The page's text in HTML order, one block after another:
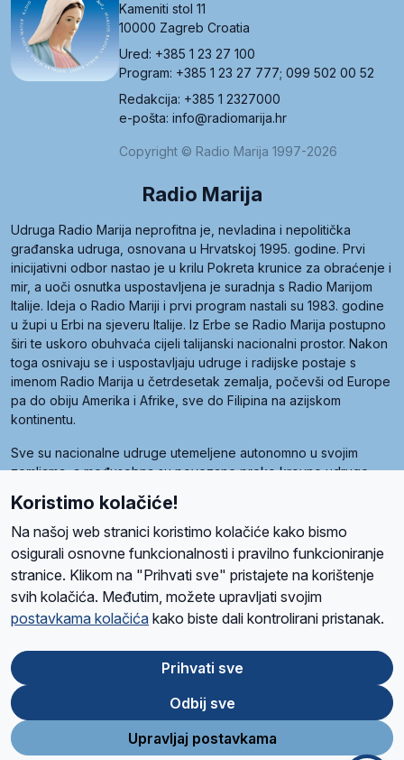
Kameniti stol 11
10000 Zagreb Croatia
Ured: +385 1 23 27 100
Program: +385 1 23 27 777; 099 502 00 52
Redakcija: +385 1 2327000
e-pošta: info@radiomarija.hr
Copyright © Radio Marija 1997-2026
Radio Marija
Udruga Radio Marija neprofitna je, nevladina i nepolitička
građanska udruga, osnovana u Hrvatskoj 1995. godine. Prvi
inicijativni odbor nastao je u krilu Pokreta krunice za obraćenje i
mir, a uoči osnutka uspostavljena je suradnja s Radio Marijom
Italije. Ideja o Radio Mariji i prvi program nastali su 1983. godine
u župi u Erbi na sjeveru Italije. Iz Erbe se Radio Marija postupno
širi te uskoro obuhvaća cijeli talijanski nacionalni prostor. Nakon
toga osnivaju se i uspostavljaju udruge i radijske postaje s
imenom Radio Marija u četrdesetak zemalja, počevši od Europe
pa do obiju Amerika i Afrike, sve do Filipina na azijskom
kontinentu.
Sve su nacionalne udruge utemeljene autonomno u svojim
zemljama, a međusobna su povezane preko krovne udruge
Radio Maria). Svjetsku obitelj utemeljilo je sedam članica, među
kojima je i hrvatska Udruga Radio Marija.
O namaRadio ProgramVolonteriPrijateljiKontaktPravila privatnosti
Ova stranica je zaštićena Google reCAPTCHA sustavom
Store
Google
Play
Koristimo kolačiće!
Na našoj web stranici koristimo kolačiće kako bismo
osigurali osnovne funkcionalnosti i pravilno funkcioniranje
stranice. Klikom na "Prihvati sve" pristajete na korištenje
svih kolačića. Međutim, možete upravljati svojim
postavkama kolačića kako biste dali kontrolirani pristanak.
Prihvati sve
Odbij sve
Upravljaj postavkama